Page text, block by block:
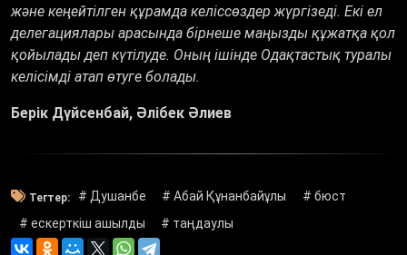
және кеңейтілген құрамда келіссөздер жүргізеді. Екі ел
делегациялары арасында бірнеше маңызды құжатқа қол
қойылады деп күтілуде. Оның ішінде Одақтастық туралы
келісімді атап өтуге болады.
Берік Дүйсенбай, Әлібек Әлиев
Тегтер: # Душанбе # Абай Құнанбайұлы
# бюст
# ескерткіш ашылды
# таңдаулы